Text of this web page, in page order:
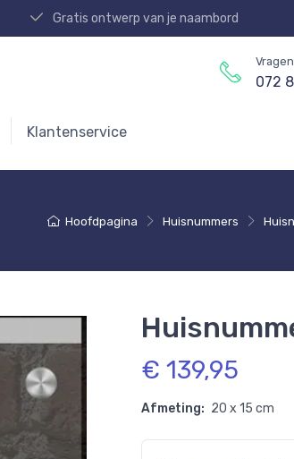
Gratis ontwerp van je naambord
072
Klantenservice
Hoofdpagina Huisnummers
€ 139,95
Afmeting: 20 x 15 cm